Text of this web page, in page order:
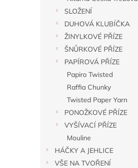
SLOŽENÍ
DUHOVÁ KLUBÍČKA
ŽINYLKOVÉ PŘÍZE
ŠNŮRKOVÉ PŘÍZE
PAPÍROVÁ PŘÍZE
Papiro Twisted
Raffia Chunky
Twisted Paper Yarn
PONOŽKOVÉ PŘÍZE
VYŠÍVACÍ PŘÍZE
Mouline
HÁČKY A JEHLICE
VŠE NA TVOŘENÍ